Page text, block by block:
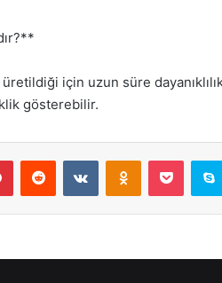
için uzun süre
gösterebilir.
PinterestReddit VKontakteOdnoklassniki
Pocket